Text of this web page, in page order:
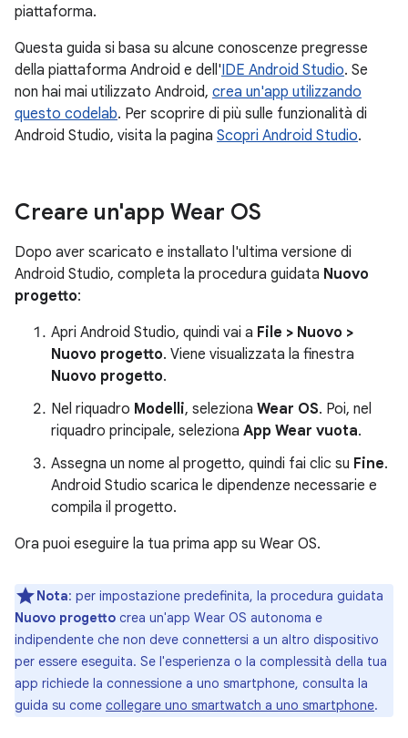
piattaforma.
Questa guida si basa su alcune conoscenze pregresse
della piattaforma Android e dell'IDE Android Studio. Se
non hai mai utilizzato Android, crea un'app utilizzando
questo codelab. Per scoprire di più sulle funzionalità di
Android Studio, visita la pagina Scopri Android Studio.
Creare un'app Wear OS
Dopo aver scaricato e installato l'ultima versione di
Android Studio, completa la procedura guidata Nuovo
progetto:
Apri Android Studio, quindi vai a File > Nuovo >
Nuovo progetto. Viene visualizzata la finestra
Nuovo progetto.
Nel riquadro Modelli, seleziona Wear OS. Poi, nel
riquadro principale, seleziona App Wear vuota.
Assegna un nome al progetto, quindi fai clic su Fine.
Android Studio scarica le dipendenze necessarie e
compila il progetto.
Ora puoi eseguire la tua prima app su Wear OS.
Nota: per impostazione predefinita, la procedura guidata
Nuovo progetto crea un'app Wear OS autonoma e
indipendente che non deve connettersi a un altro dispositivo
per essere eseguita. Se l'esperienza o la complessità della tua
app richiede la connessione a uno smartphone, consulta la
guida su come collegare uno smartwatch a uno smartphone.